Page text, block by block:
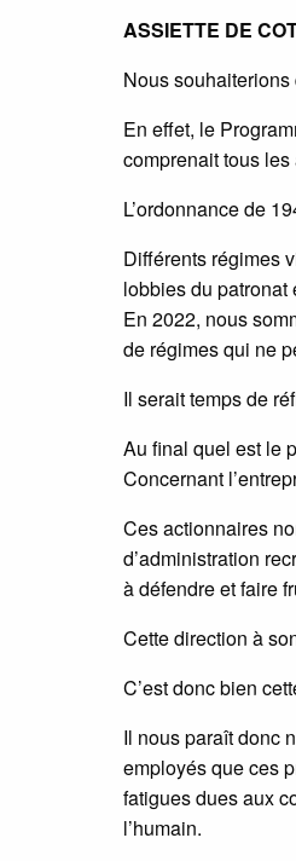
ASSIETTE DE
Nous
En effet, le
comprenait tous
L’ordonnance de
Différents régimes
lobbies du patronat
En 2022, nous
de régimes qui ne
Il serait temps de
Au final quel est le
Concernant
Ces actionnaires
d’administration
à défendre et faire
Cette direction à
C’est donc bien
Il nous paraît donc
employés que ces
fatigues dues aux
l’humain.